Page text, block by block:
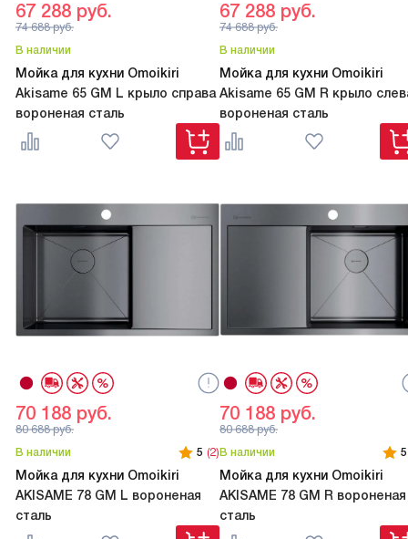
В наличии
Мойка для кухни Omoikiri
Akisame 65 GM L крыло справа
вороненая сталь
67 288 руб.
74 688руб.
В наличии
Мойка для кухни Omoikiri
Akisame 65 GM R крыло
вороненая сталь
67 288 руб.
74 688руб.
В наличии 5 (2)
Мойка для кухни Omoikiri
AKISAME 78 GM L вороненая
сталь
70 188 руб.
80 688руб.
В наличии
5
Мойка для кухни Omoikiri
AKISAME 78 GM R вороненая
сталь
70 188 руб.
80 688руб.